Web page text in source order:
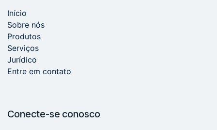
Início
Sobre nós
Produtos
Serviços
Jurídico
Entre em contato
Conecte-se conosco